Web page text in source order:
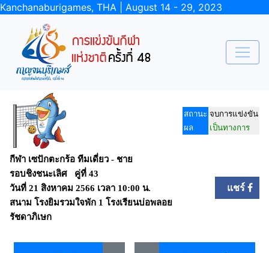
Kanchanaburigames, THA | August 14 - 29, 2023
สถานะ จบการแข่งขัน
ผล
เป็นทางการ
กีฬา เซปักตะกร้อ ทีมเดี่ยว - ชาย
รอบชิงชนะเลิศ คู่ที่ 43
วันที่ 21 สิงหาคม 2566 เวลา 10:00 น.
สนาม โรงยิมรวมใจพัก 1 โรงเรียนบ่อพลอย
รัชดาภิเษก
แชร์